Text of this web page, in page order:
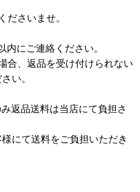
さいませ。
にご連絡ください。
合、返品を受け付けられない
い。
返品送料は当店にて負担さ
にて送料をご負担いただき